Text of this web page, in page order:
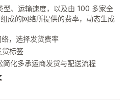
、运输速度，以及由 100 多家全
成的网络所提供的费率，动态生成
，选择发货费率
货标签
化多承运商发货与配送流程